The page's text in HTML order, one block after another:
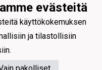
evästeitä
käyttökokemuksen
ja tilastollisiin